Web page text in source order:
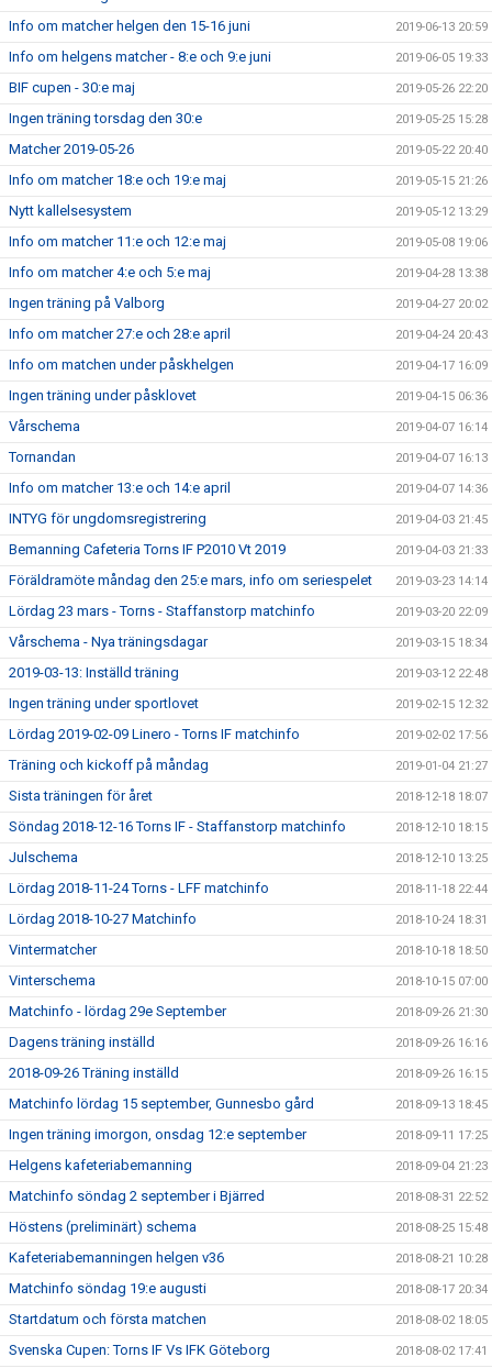
Info om matcher helgen den 15-16 juni 2019-06-13 20:59
Info om helgens matcher - 8:e och 9:e juni 2019-06-05 19:33
BIF cupen - 30:e maj 2019-05-26 22:20
Ingen träning torsdag den 30:e 2019-05-25 15:28
Matcher 2019-05-26 2019-05-22 20:40
Info om matcher 18:e och 19:e maj 2019-05-15 21:26
Nytt kallelsesystem 2019-05-12 13:29
Info om matcher 11:e och 12:e maj 2019-05-08 19:06
Info om matcher 4:e och 5:e maj 2019-04-28 13:38
Ingen träning på Valborg 2019-04-27 20:02
Info om matcher 27:e och 28:e april 2019-04-24 20:43
Info om matchen under påskhelgen 2019-04-17 16:09
Ingen träning under påsklovet 2019-04-15 06:36
Vårschema 2019-04-07 16:14
Tornandan 2019-04-07 16:13
Info om matcher 13:e och 14:e april 2019-04-07 14:36
INTYG för ungdomsregistrering 2019-04-03 21:45
Bemanning Cafeteria Torns IF P2010 Vt 2019 2019-04-03 21:33
Föräldramöte måndag den 25:e mars, info om seriespelet 2019-03-23 14:14
Lördag 23 mars - Torns - Staffanstorp matchinfo 2019-03-20 22:09
Vårschema - Nya träningsdagar 2019-03-15 18:34
2019-03-13: Inställd träning 2019-03-12 22:48
Ingen träning under sportlovet 2019-02-15 12:32
Lördag 2019-02-09 Linero - Torns IF matchinfo 2019-02-02 17:56
Träning och kickoff på måndag 2019-01-04 21:27
Sista träningen för året 2018-12-18 18:07
Söndag 2018-12-16 Torns IF - Staffanstorp matchinfo 2018-12-10 18:15
Julschema 2018-12-10 13:25
Lördag 2018-11-24 Torns - LFF matchinfo 2018-11-18 22:44
Lördag 2018-10-27 Matchinfo 2018-10-24 18:31
Vintermatcher 2018-10-18 18:50
Vinterschema 2018-10-15 07:00
Matchinfo - lördag 29e September 2018-09-26 21:30
Dagens träning inställd 2018-09-26 16:16
2018-09-26 Träning inställd 2018-09-26 16:15
Matchinfo lördag 15 september, Gunnesbo gård 2018-09-13 18:45
Ingen träning imorgon, onsdag 12:e september 2018-09-11 17:25
Helgens kafeteriabemanning 2018-09-04 21:23
Matchinfo söndag 2 september i Bjärred 2018-08-31 22:52
Höstens (preliminärt) schema 2018-08-25 15:48
Kafeteriabemanningen helgen v36 2018-08-21 10:28
Matchinfo söndag 19:e augusti 2018-08-17 20:34
Startdatum och första matchen 2018-08-02 18:05
Svenska Cupen: Torns IF Vs IFK Göteborg 2018-08-02 17:41